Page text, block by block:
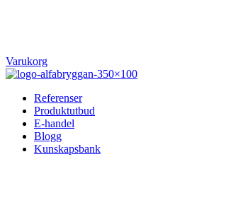
Varukorg
Referenser
Produktutbud
E-handel
Blogg
Kunskapsbank